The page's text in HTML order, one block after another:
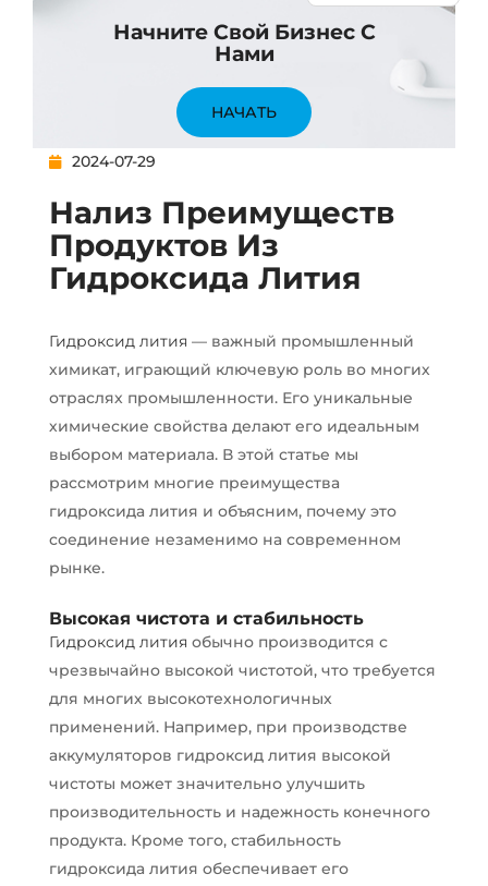
Начните Свой Бизнес С
Нами
НАЧАТЬ
2024-07-29
Нализ Преимуществ
Продуктов Из
Гидроксида Лития
Гидроксид лития — важный промышленный
химикат, играющий ключевую роль во многих
отраслях промышленности. Его уникальные
химические свойства делают его идеальным
выбором материала. В этой статье мы
рассмотрим многие преимущества
гидроксида лития и объясним, почему это
соединение незаменимо на современном
рынке.
Высокая чистота и стабильность
Гидроксид лития обычно производится с
чрезвычайно высокой чистотой, что требуется
для многих высокотехнологичных
применений. Например, при производстве
аккумуляторов гидроксид лития высокой
чистоты может значительно улучшить
производительность и надежность конечного
продукта. Кроме того, стабильность
гидроксида лития обеспечивает его